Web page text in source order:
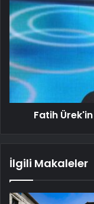
Fatih
İlgili Makaleler